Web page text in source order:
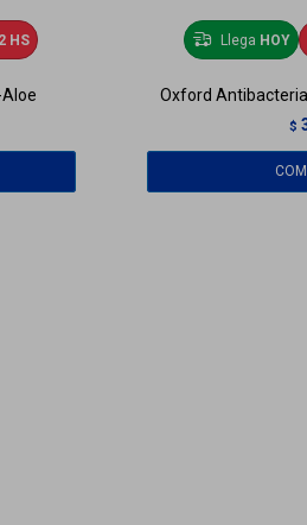
2 HS Llega HOY
Oxford
$